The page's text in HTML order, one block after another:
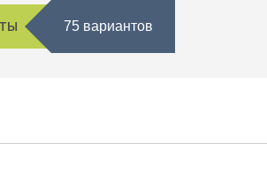
75 вариантов